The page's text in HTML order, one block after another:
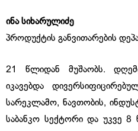
ინა სიხარულიძე
პროდუქტის განვითარების
21 წლიდან მუშაობს.
იკავებდა
სარეკლამო, ნავთობის,
საბანკო სექტორი და უკვე